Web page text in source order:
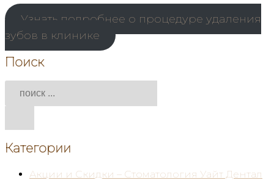
Узнать подробнее о процедуре удаления
зубов в клинике
Поиск
Категории
Акции и Скидки – Стоматология Уайт Дентал